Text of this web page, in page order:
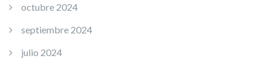
octubre 2024
septiembre 2024
julio 2024